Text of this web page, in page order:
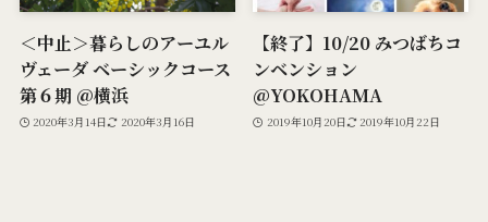
＜中止＞暮らしのアーユル
ヴェーダ ベーシックコース
第６期 @横浜
2020年3月14日 2020年3月16日
【終了】10/20 みつばちコ
ンベンション
@YOKOHAMA
2019年10月20日 2019年10月22日